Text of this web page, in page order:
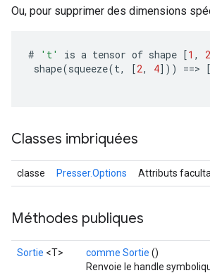
Ou, pour supprimer des dimensions
# 't' is a tensor of shape [1 , 2
shape(squeeze(t, [2, 4] )) ==> [
Classes imbriquées
classe Presser.Options Attributs
Méthodes publiques
Sortie <T> comme Sortie ()
Renvoie le handle